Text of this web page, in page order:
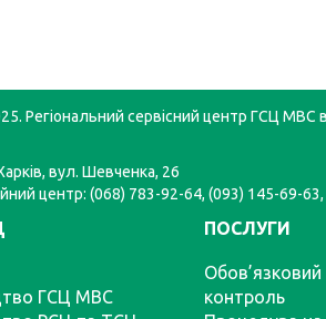
Регіональний сервісний центр ГСЦ МВС в
вул. Шевченка, 26
центр: (068) 783-92-64, (093) 145-69-
ГСЦ МВС
ПОСЛУГИ
Обов’язковий
контроль